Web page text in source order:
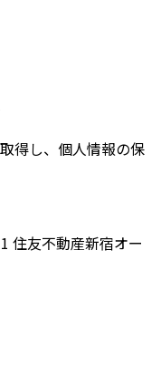
得し、個人情報の保
住友不動産新宿オー